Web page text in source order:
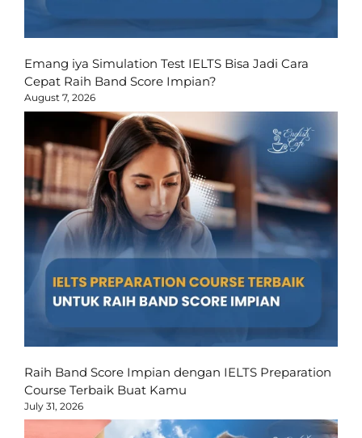
Emang iya Simulation Test IELTS Bisa Jadi Cara
Cepat Raih Band Score Impian?
August 7, 2026
Raih Band Score Impian dengan IELTS Preparation
Course Terbaik Buat Kamu
July 31, 2026